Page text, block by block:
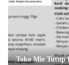
Toko Mie Tutup